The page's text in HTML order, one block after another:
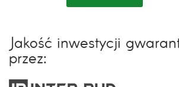
Jakość inwestycji
przez: